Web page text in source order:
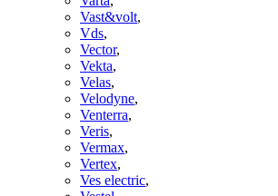
Vast&volt,
Vds,
Vector,
Vekta,
Velas,
Velodyne,
Venterra,
Veris,
Vermax,
Vertex,
Ves electric,